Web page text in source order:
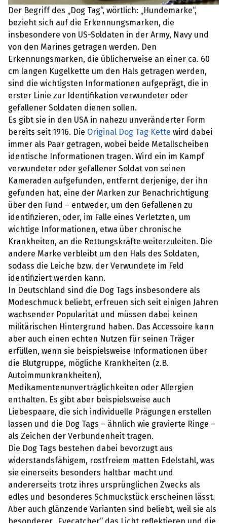
Der Begriff des „Dog Tag“, wörtlich: „Hundemarke“,
bezieht sich auf die Erkennungsmarken, die
insbesondere von US-Soldaten in der Army, Navy und
von den Marines getragen werden. Den
Erkennungsmarken, die üblicherweise an einer ca. 60
cm langen Kugelkette um den Hals getragen werden,
sind die wichtigsten Informationen aufgeprägt, die in
erster Linie zur Identifikation verwundeter oder
gefallener Soldaten dienen sollen.
Es gibt sie in den USA in nahezu unveränderter Form
bereits seit 1916. Die Original Dog Tag Kette wird dabei
immer als Paar getragen, wobei beide Metallscheiben
identische Informationen tragen. Wird ein im Kampf
verwundeter oder gefallener Soldat von seinen
Kameraden aufgefunden, entfernt derjenige, der ihn
gefunden hat, eine der Marken zur Benachrichtigung
über den Fund – entweder, um den Gefallenen zu
identifizieren, oder, im Falle eines Verletzten, um
wichtige Informationen, etwa über chronische
Krankheiten, an die Rettungskräfte weiterzuleiten. Die
andere Marke verbleibt um den Hals des Soldaten,
sodass die Leiche bzw. der Verwundete im Feld
identifiziert werden kann.
In Deutschland sind die Dog Tags insbesondere als
Modeschmuck beliebt, erfreuen sich seit einigen Jahren
wachsender Popularität und müssen dabei keinen
militärischen Hintergrund haben. Das Accessoire kann
aber auch einen echten Nutzen für seinen Träger
erfüllen, wenn sie beispielsweise Informationen über
die Blutgruppe, mögliche Krankheiten (z.B.
Autoimmunkrankheiten),
Medikamentenunverträglichkeiten oder Allergien
enthalten. Es gibt aber beispielsweise auch
Liebespaare, die sich individuelle Prägungen erstellen
lassen und die Dog Tags – ähnlich wie gravierte Ringe –
als Zeichen der Verbundenheit tragen.
Die Dog Tags bestehen dabei bevorzugt aus
widerstandsfähigem, rostfreiem matten Edelstahl, was
sie einerseits besonders haltbar macht und
andererseits trotz ihres ursprünglichen Zwecks als
edles und besonderes Schmuckstück erscheinen lässt.
Aber auch glänzende Varianten sind beliebt, weil sie als